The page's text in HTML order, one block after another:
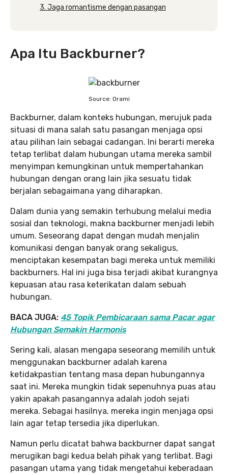
3. Jaga romantisme dengan pasangan
Apa Itu Backburner?
Source: Orami
Backburner, dalam konteks hubungan, merujuk pada
situasi di mana salah satu pasangan menjaga opsi
atau pilihan lain sebagai cadangan. Ini berarti mereka
tetap terlibat dalam hubungan utama mereka sambil
menyimpan kemungkinan untuk mempertahankan
hubungan dengan orang lain jika sesuatu tidak
berjalan sebagaimana yang diharapkan.
Dalam dunia yang semakin terhubung melalui media
sosial dan teknologi, makna backburner menjadi lebih
umum. Seseorang dapat dengan mudah menjalin
komunikasi dengan banyak orang sekaligus,
menciptakan kesempatan bagi mereka untuk memiliki
backburners. Hal ini juga bisa terjadi akibat kurangnya
kepuasan atau rasa keterikatan dalam sebuah
hubungan.
BACA JUGA: 45 Topik Pembicaraan sama Pacar agar
Hubungan Semakin Harmonis
Sering kali, alasan mengapa seseorang memilih untuk
menggunakan backburner adalah karena
ketidakpastian tentang masa depan hubungannya
saat ini. Mereka mungkin tidak sepenuhnya puas atau
yakin apakah pasangannya adalah jodoh sejati
mereka. Sebagai hasilnya, mereka ingin menjaga opsi
lain agar tetap tersedia jika diperlukan.
Namun perlu dicatat bahwa backburner dapat sangat
merugikan bagi kedua belah pihak yang terlibat. Bagi
pasangan utama yang tidak mengetahui keberadaan